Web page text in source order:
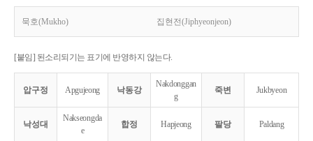
묵호(Mukho) 집현전(Jiphyeonjeon)
[붙임] 된소리되기는 표기에 반영하지 않는다.
압구정 Apgujeong 낙동강
Nakdonggan
g
죽변 Jukbyeon
낙성대
Nakseongda
e
합정 Hapjeong 팔당 Paldang